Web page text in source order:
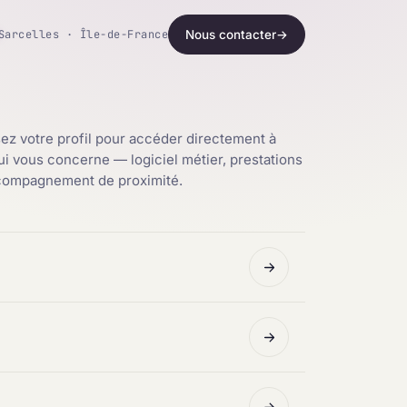
Sarcelles · Île-de-France Nous contacter→
votre profil pour accéder directement à
vous concerne — logiciel métier, prestations
de proximité.